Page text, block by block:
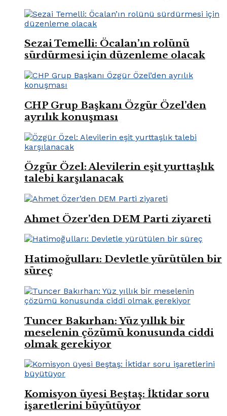
Sezai Temelli: Öcalan’ın rolünü
sürdürmesi için düzenleme olacak
CHP Grup Başkanı Özgür Özel’den
ayrılık konuşması
Özgür Özel: Alevilerin eşit yurttaşlık
talebi karşılanacak
Ahmet Özer’den DEM Parti ziyareti
Hatimoğulları: Devletle yürütülen bir
süreç
Tuncer Bakırhan: Yüz yıllık bir
meselenin çözümü konusunda ciddi
olmak gerekiyor
Komisyon üyesi Beştaş: İktidar soru
işaretlerini büyütüyor